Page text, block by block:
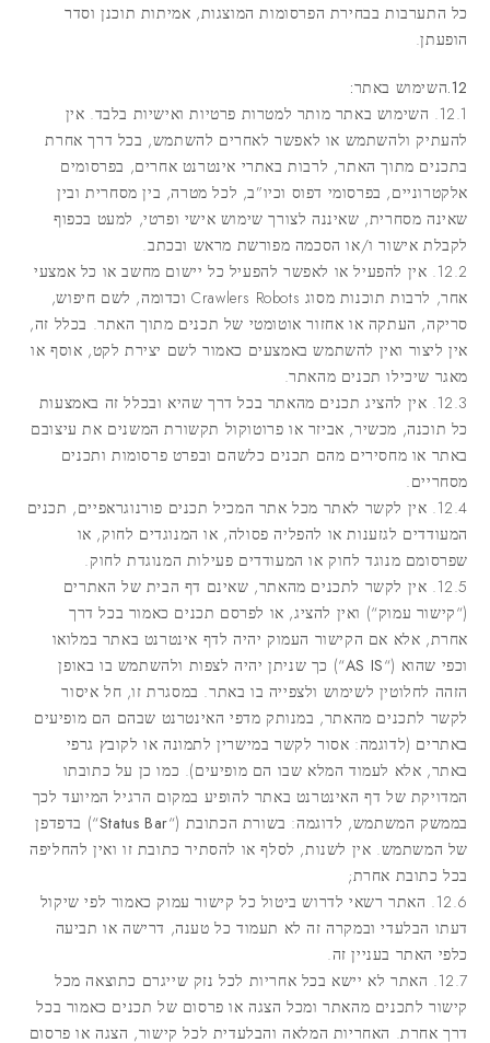
כל התערבות בבחירת הפרסומות המוצגות, אמיתות תוכנן וסדר
הופעתן.
12.השימוש באתר:
12.1. השימוש באתר מותר למטרות פרטיות ואישיות בלבד. אין
להעתיק ולהשתמש או לאפשר לאחרים להשתמש, בכל דרך אחרת
בתכנים מתוך האתר, לרבות באתרי אינטרנט אחרים, בפרסומים
אלקטרוניים, בפרסומי דפוס וכיו”ב, לכל מטרה, בין מסחרית ובין
שאינה מסחרית, שאיננה לצורך שימוש אישי ופרטי, למעט בכפוף
לקבלת אישור ו/או הסכמה מפורשת מראש ובכתב.
12.2. אין להפעיל או לאפשר להפעיל כל יישום מחשב או כל אמצעי
אחר, לרבות תוכנות מסוג Crawlers Robots וכדומה, לשם חיפוש,
סריקה, העתקה או אחזור אוטומטי של תכנים מתוך האתר. בכלל זה,
אין ליצור ואין להשתמש באמצעים כאמור לשם יצירת לקט, אוסף או
מאגר שיכילו תכנים מהאתר.
12.3. אין להציג תכנים מהאתר בכל דרך שהיא ובכלל זה באמצעות
כל תוכנה, מכשיר, אביזר או פרוטוקול תקשורת המשנים את עיצובם
באתר או מחסירים מהם תכנים כלשהם ובפרט פרסומות ותכנים
מסחריים.
12.4. אין לקשר לאתר מכל אתר המכיל תכנים פורנוגראפיים, תכנים
המעודדים לגזענות או להפליה פסולה, או המנוגדים לחוק, או
שפרסומם מנוגד לחוק או המעודדים פעילות המנוגדת לחוק.
12.5. אין לקשר לתכנים מהאתר, שאינם דף הבית של האתרים
(“קישור עמוק“) ואין להציג, או לפרסם תכנים כאמור בכל דרך
אחרת, אלא אם הקישור העמוק יהיה לדף אינטרנט באתר במלואו
וכפי שהוא (“AS IS“) כך שניתן יהיה לצפות ולהשתמש בו באופן
הזהה לחלוטין לשימוש ולצפייה בו באתר. במסגרת זו, חל איסור
לקשר לתכנים מהאתר, במנותק מדפי האינטרנט שבהם הם מופיעים
באתרים (לדוגמה: אסור לקשר במישרין לתמונה או לקובץ גרפי
באתר, אלא לעמוד המלא שבו הם מופיעים). כמו כן על כתובתו
המדויקת של דף האינטרנט באתר להופיע במקום הרגיל המיועד לכך
בממשק המשתמש, לדוגמה: בשורת הכתובת (“Status Bar“) בדפדפן
של המשתמש. אין לשנות, לסלף או להסתיר כתובת זו ואין להחליפה
בכל כתובת אחרת;
12.6. האתר רשאי לדרוש ביטול כל קישור עמוק כאמור לפי שיקול
דעתו הבלעדי ובמקרה זה לא תעמוד כל טענה, דרישה או תביעה
כלפי האתר בעניין זה.
12.7. האתר לא יישא בכל אחריות לכל נזק שייגרם כתוצאה מכל
קישור לתכנים מהאתר ומכל הצגה או פרסום של תכנים כאמור בכל
דרך אחרת. האחריות המלאה והבלעדית לכל קישור, הצגה או פרסום